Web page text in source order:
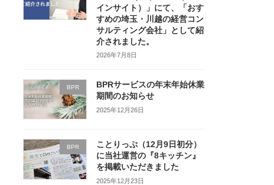
インサイト）」にて、「おす
すめの埼玉・川越の経営コン
サルティング会社」として紹
介されました。
2026年7月8日
BPR
BPRサービスの年末年始休業
期間のお知らせ
2025年12月26日
BPR
ことりっぷ（12月9日初分）
に当社運営の『8キッチン』
を掲載いただきました
2025年12月23日